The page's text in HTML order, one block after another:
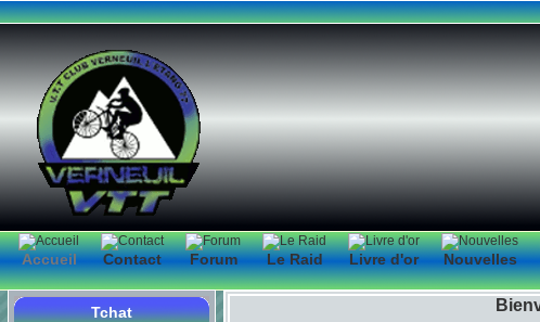
Accueil Contact Forum Le Raid Livre d'or Nouvelles
Tchat